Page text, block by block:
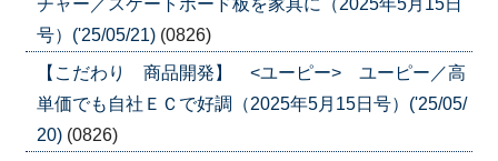
号）('25/05/21) (0826)
【こだわり 商品開発】 <ユーピー> ユーピー／高
単価でも自社ＥＣで好調（2025年5月15日号）('25/05/
20) (0826)